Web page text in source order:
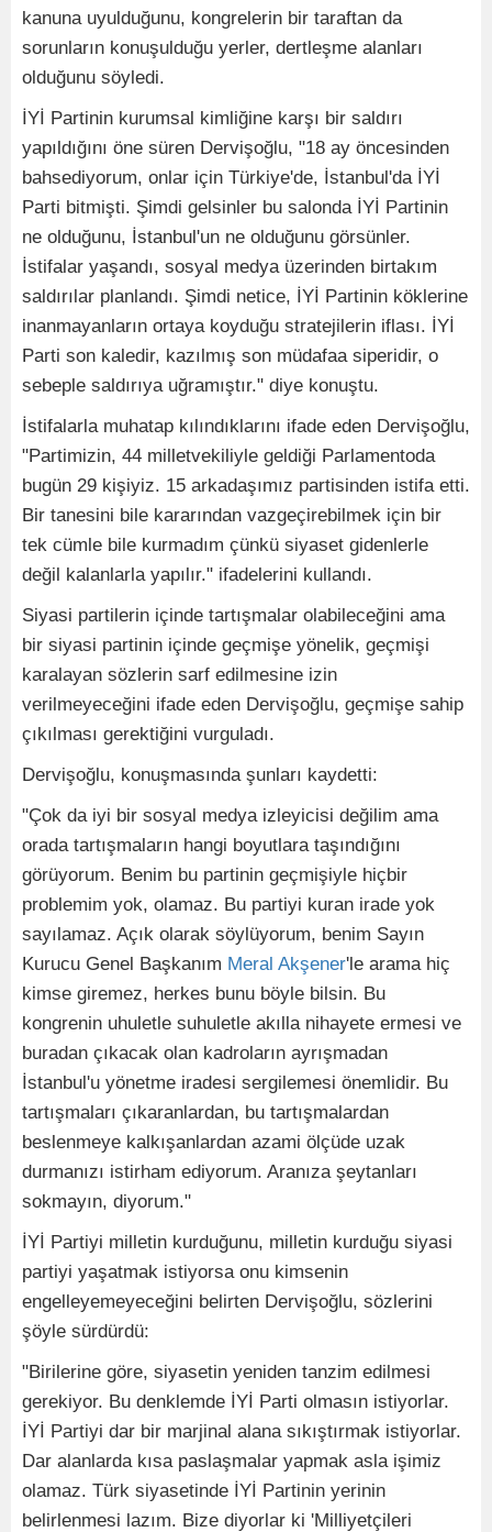
kanuna uyulduğunu, kongrelerin bir taraftan da
sorunların konuşulduğu yerler, dertleşme alanları
olduğunu söyledi.
İYİ Partinin kurumsal kimliğine karşı bir saldırı
yapıldığını öne süren Dervişoğlu, "18 ay öncesinden
bahsediyorum, onlar için Türkiye'de, İstanbul'da İYİ
Parti bitmişti. Şimdi gelsinler bu salonda İYİ Partinin
ne olduğunu, İstanbul'un ne olduğunu görsünler.
İstifalar yaşandı, sosyal medya üzerinden birtakım
saldırılar planlandı. Şimdi netice, İYİ Partinin köklerine
inanmayanların ortaya koyduğu stratejilerin iflası. İYİ
Parti son kaledir, kazılmış son müdafaa siperidir, o
sebeple saldırıya uğramıştır." diye konuştu.
İstifalarla muhatap kılındıklarını ifade eden Dervişoğlu,
"Partimizin, 44 milletvekiliyle geldiği Parlamentoda
bugün 29 kişiyiz. 15 arkadaşımız partisinden istifa etti.
Bir tanesini bile kararından vazgeçirebilmek için bir
tek cümle bile kurmadım çünkü siyaset gidenlerle
değil kalanlarla yapılır." ifadelerini kullandı.
Siyasi partilerin içinde tartışmalar olabileceğini ama
bir siyasi partinin içinde geçmişe yönelik, geçmişi
karalayan sözlerin sarf edilmesine izin
verilmeyeceğini ifade eden Dervişoğlu, geçmişe sahip
çıkılması gerektiğini vurguladı.
Dervişoğlu, konuşmasında şunları kaydetti:
"Çok da iyi bir sosyal medya izleyicisi değilim ama
orada tartışmaların hangi boyutlara taşındığını
görüyorum. Benim bu partinin geçmişiyle hiçbir
problemim yok, olamaz. Bu partiyi kuran irade yok
sayılamaz. Açık olarak söylüyorum, benim Sayın
Kurucu Genel Başkanım Meral Akşener'le arama hiç
kimse giremez, herkes bunu böyle bilsin. Bu
kongrenin uhuletle suhuletle akılla nihayete ermesi ve
buradan çıkacak olan kadroların ayrışmadan
İstanbul'u yönetme iradesi sergilemesi önemlidir. Bu
tartışmaları çıkaranlardan, bu tartışmalardan
beslenmeye kalkışanlardan azami ölçüde uzak
durmanızı istirham ediyorum. Aranıza şeytanları
sokmayın, diyorum."
İYİ Partiyi milletin kurduğunu, milletin kurduğu siyasi
partiyi yaşatmak istiyorsa onu kimsenin
engelleyemeyeceğini belirten Dervişoğlu, sözlerini
şöyle sürdürdü:
"Birilerine göre, siyasetin yeniden tanzim edilmesi
gerekiyor. Bu denklemde İYİ Parti olmasın istiyorlar.
İYİ Partiyi dar bir marjinal alana sıkıştırmak istiyorlar.
Dar alanlarda kısa paslaşmalar yapmak asla işimiz
olamaz. Türk siyasetinde İYİ Partinin yerinin
belirlenmesi lazım. Bize diyorlar ki 'Milliyetçileri